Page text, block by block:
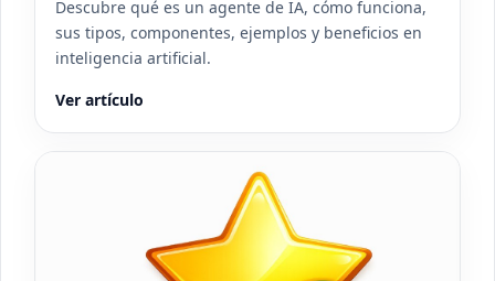
Descubre qué es un agente de IA, cómo funciona,
sus tipos, componentes, ejemplos y beneficios en
inteligencia artificial.
Ver artículo